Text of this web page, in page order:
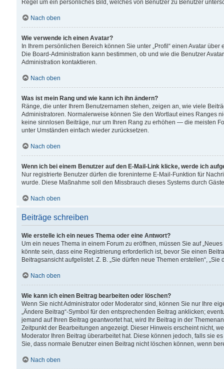
Regel um ein persönliches Bild, welches von Benutzer zu Benutzer
Nach oben
Wie verwende ich einen Avatar?
In Ihrem persönlichen Bereich können Sie unter „Profil“ einen Avatar
Die Board-Administration kann bestimmen, ob und wie die Benutzer
Administration kontaktieren.
Nach oben
Was ist mein Rang und wie kann ich ihn ändern?
Ränge, die unter Ihrem Benutzernamen stehen, zeigen an, wie viele
Administratoren. Normalerweise können Sie den Wortlaut eines Ranges
keine sinnlosen Beiträge, nur um Ihren Rang zu erhöhen — die meisten
unter Umständen einfach wieder zurücksetzen.
Nach oben
Wenn ich bei einem Benutzer auf den E-Mail-Link klicke, werde ich
Nur registrierte Benutzer dürfen die foreninterne E-Mail-Funktion für
wurde. Diese Maßnahme soll den Missbrauch dieses Systems durch
Nach oben
Beiträge schreiben
Wie erstelle ich ein neues Thema oder eine Antwort?
Um ein neues Thema in einem Forum zu eröffnen, müssen Sie auf
könnte sein, dass eine Registrierung erforderlich ist, bevor Sie einen
Beitragsansicht aufgelistet. Z. B. „Sie dürfen neue Themen erstellen“,
Nach oben
Wie kann ich einen Beitrag bearbeiten oder löschen?
Wenn Sie nicht Administrator oder Moderator sind, können Sie nur Ihre
„Ändere Beitrag“-Symbol für den entsprechenden Beitrag anklicken;
jemand auf Ihren Beitrag geantwortet hat, wird Ihr Beitrag in der
Zeitpunkt der Bearbeitungen angezeigt. Dieser Hinweis erscheint nicht,
Moderator Ihren Beitrag überarbeitet hat. Diese können jedoch, falls sie
Sie, dass normale Benutzer einen Beitrag nicht löschen können, wenn
Nach oben